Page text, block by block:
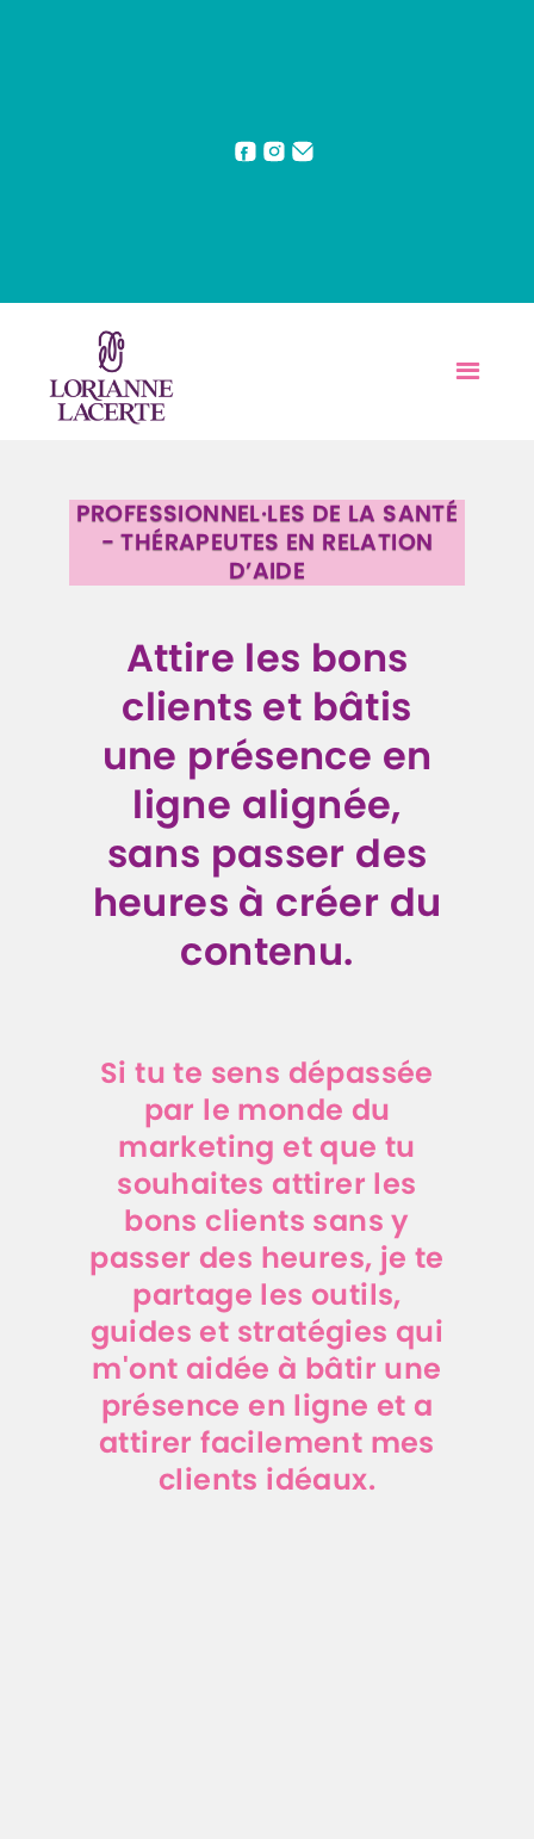
PROFESSIONNEL·LES DE LA SANTÉ
- THÉRAPEUTES EN RELATION
D’AIDE
Attire les bons
clients et bâtis
une présence en
ligne alignée,
sans passer des
heures à créer du
contenu.
Si tu te sens dépassée
par le monde du
marketing et que tu
souhaites attirer les
bons clients sans y
passer des heures, je te
partage les outils,
guides et stratégies qui
m'ont aidée à bâtir une
présence en ligne et a
attirer facilement mes
clients idéaux.